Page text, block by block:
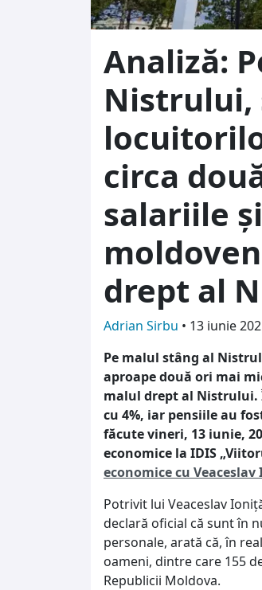
Analiză:
Nistrului,
circa
salariile
drept al
Adrian Sirbu • 13 iunie
Pe malul stâng al
aproape două ori mai
malul drept al Nistrului.
cu 4%, iar pensiile au
făcute vineri, 13 iunie,
economice la IDIS
economice cu
Potrivit lui Veaceslav
declară oficial că sunt în
personale, arată că, în
oameni, dintre care 155
Republicii Moldova.